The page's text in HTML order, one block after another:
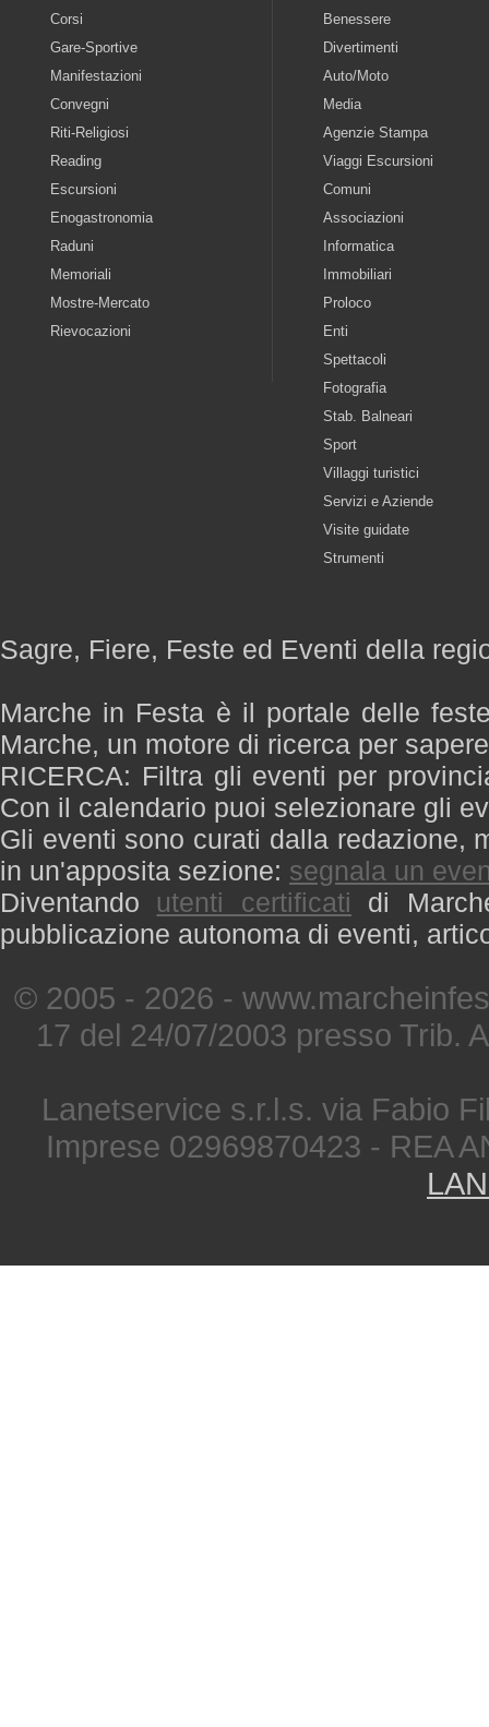
Corsi
Gare-Sportive
Manifestazioni
Convegni
Riti-Religiosi
Reading
Escursioni
Enogastronomia
Raduni
Memoriali
Mostre-Mercato
Rievocazioni
Benessere
Divertimenti
Auto/Moto
Media
Agenzie Stampa
Viaggi Escursioni
Comuni
Associazioni
Informatica
Immobiliari
Proloco
Enti
Spettacoli
Fotografia
Stab. Balneari
Sport
Villaggi turistici
Servizi e Aziende
Visite guidate
Strumenti
Sagre, Fiere, Feste ed Eventi della
Marche in Festa è il portale delle
Marche, un motore di ricerca per
RICERCA: Filtra gli eventi per
Con il calendario puoi selezionare gli
Gli eventi sono curati dalla redazione,
in un'apposita sezione: segnala un
Diventando utenti certificati di
pubblicazione autonoma di eventi,
© 2005 - 2026 -
17 del 24/07/2003 presso Trib.
Lanetservice s.r.l.s. via Fabio
Imprese 02969870423 - REA